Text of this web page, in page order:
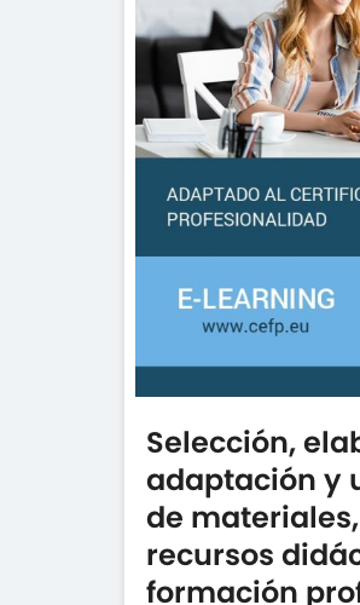
Selección,
adaptación y
de
recursos
formación